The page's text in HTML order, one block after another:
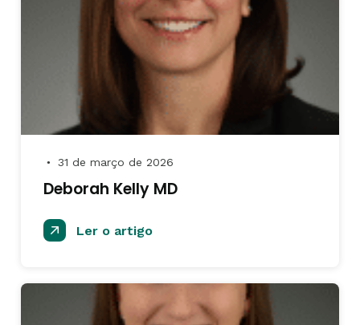
● 31 de março de 2026
Deborah Kelly MD
Ler o artigo